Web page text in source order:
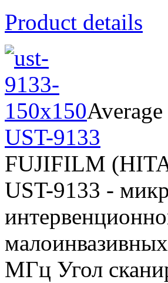
Product details
UST-9133
FUJIFILM
UST-9133 -
МГц Угол